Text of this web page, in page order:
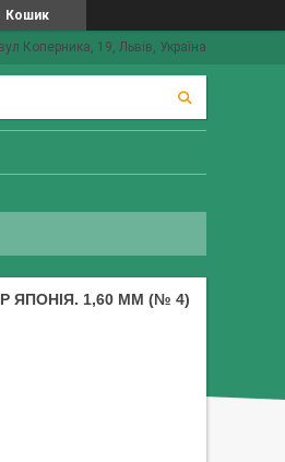
Кошик
вул Коперника, 19, Львів, Україна
ЯПОНІЯ. 1,60 ММ (№ 4)